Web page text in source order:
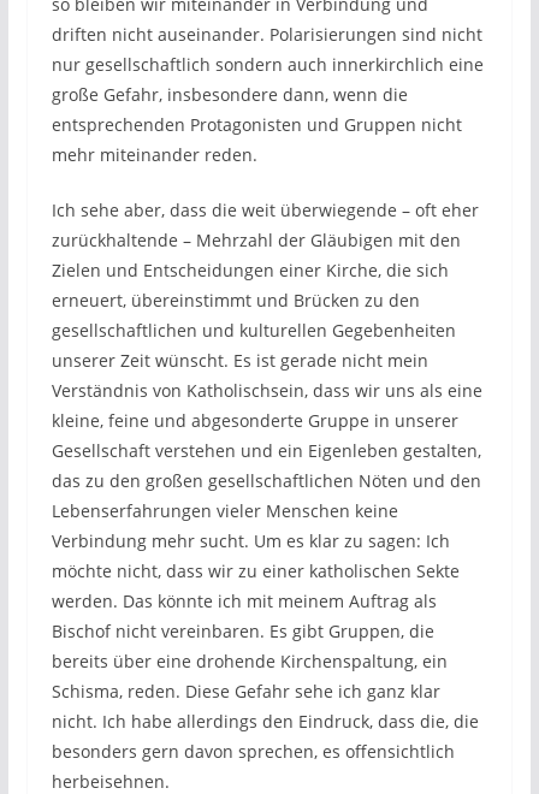
driften nicht auseinander. Polarisierungen sind nicht
nur gesellschaftlich sondern auch innerkirchlich eine
große Gefahr, insbesondere dann, wenn die
entsprechenden Protagonisten und Gruppen nicht
mehr miteinander reden.
Ich sehe aber, dass die weit überwiegende – oft eher
zurückhaltende – Mehrzahl der Gläubigen mit den
Zielen und Entscheidungen einer Kirche, die sich
erneuert, übereinstimmt und Brücken zu den
gesellschaftlichen und kulturellen Gegebenheiten
unserer Zeit wünscht. Es ist gerade nicht mein
Verständnis von Katholischsein, dass wir uns als eine
kleine, feine und abgesonderte Gruppe in unserer
Gesellschaft verstehen und ein Eigenleben gestalten,
das zu den großen gesellschaftlichen Nöten und den
Lebenserfahrungen vieler Menschen keine
Verbindung mehr sucht. Um es klar zu sagen: Ich
möchte nicht, dass wir zu einer katholischen Sekte
werden. Das könnte ich mit meinem Auftrag als
Bischof nicht vereinbaren. Es gibt Gruppen, die
bereits über eine drohende Kirchenspaltung, ein
Schisma, reden. Diese Gefahr sehe ich ganz klar
nicht. Ich habe allerdings den Eindruck, dass die, die
besonders gern davon sprechen, es offensichtlich
herbeisehnen.